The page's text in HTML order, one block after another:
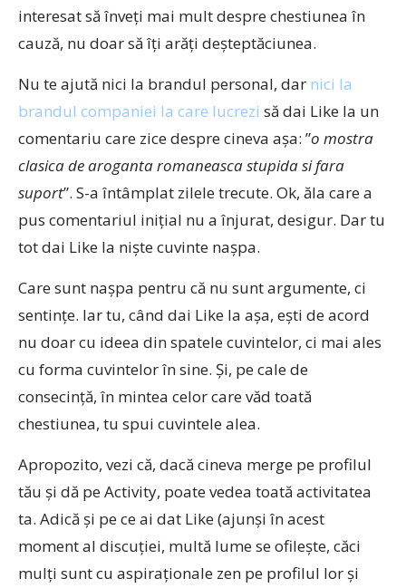
interesat să înveți mai mult despre chestiunea în
cauză, nu doar să îți arăți deșteptăciunea.
Nu te ajută nici la brandul personal, dar nici la
brandul companiei la care lucrezi să dai Like la un
comentariu care zice despre cineva așa: ”o mostra
clasica de aroganta romaneasca stupida si fara
suport”. S-a întâmplat zilele trecute. Ok, ăla care a
pus comentariul inițial nu a înjurat, desigur. Dar tu
tot dai Like la niște cuvinte nașpa.
Care sunt nașpa pentru că nu sunt argumente, ci
sentințe. Iar tu, când dai Like la așa, ești de acord
nu doar cu ideea din spatele cuvintelor, ci mai ales
cu forma cuvintelor în sine. Și, pe cale de
consecință, în mintea celor care văd toată
chestiunea, tu spui cuvintele alea.
Apropozito, vezi că, dacă cineva merge pe profilul
tău și dă pe Activity, poate vedea toată activitatea
ta. Adică și pe ce ai dat Like (ajunși în acest
moment al discuției, multă lume se ofilește, căci
mulți sunt cu aspiraționale zen pe profilul lor și